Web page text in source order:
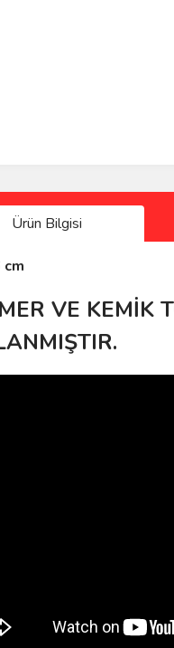
Ürün Bilgisi
cm
VE KEMİK